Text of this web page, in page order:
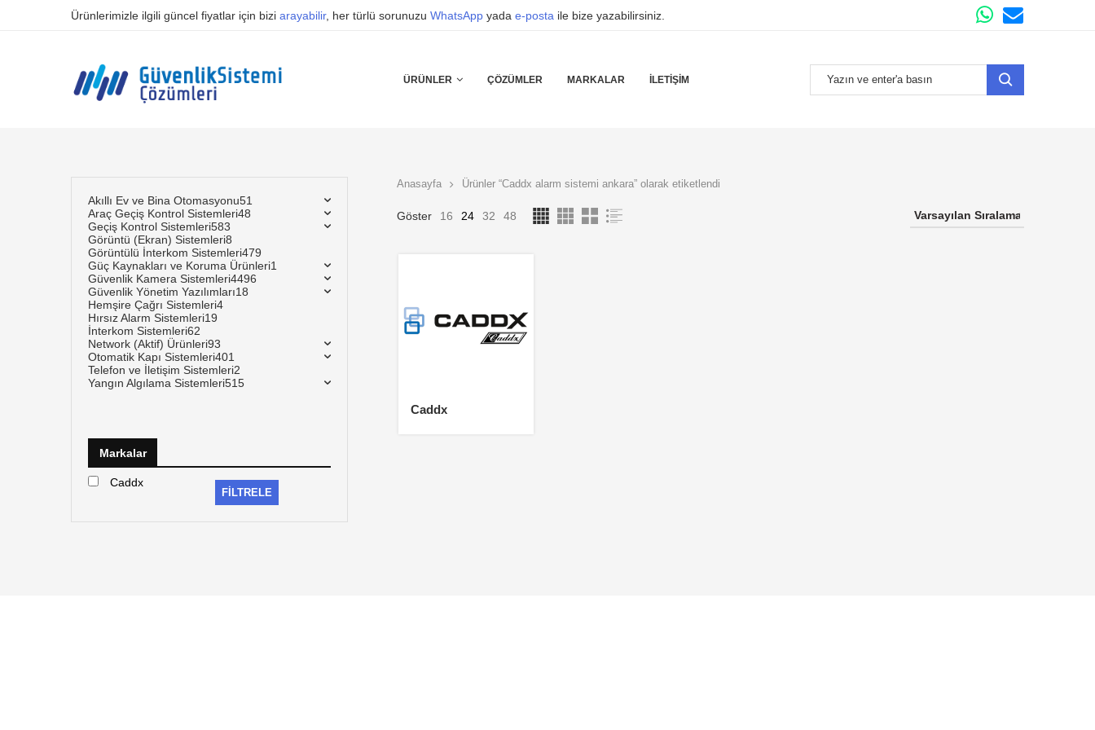
Ürünlerimizle ilgili güncel fiyatlar için bizi arayabilir, her türlü sorunuzu WhatsApp yada e-posta ile bize yazabilirsiniz.
ÜRÜNLER ÇÖZÜMLER MARKALAR İLETIŞIM
Anasayfa Ürünler “Caddx alarm sistemi ankara” olarak etiketlendi
Göster 16 24 32 48
Caddx
Akıllı Ev ve Bina Otomasyonu51
Araç Geçiş Kontrol Sistemleri48
Geçiş Kontrol Sistemleri583
Görüntü (Ekran) Sistemleri8
Görüntülü İnterkom Sistemleri479
Güç Kaynakları ve Koruma Ürünleri1
Güvenlik Kamera Sistemleri4496
Güvenlik Yönetim Yazılımları18
Hemşire Çağrı Sistemleri4
Hırsız Alarm Sistemleri19
İnterkom Sistemleri62
Network (Aktif) Ürünleri93
Otomatik Kapı Sistemleri401
Telefon ve İletişim Sistemleri2
Yangın Algılama Sistemleri515
Markalar
Caddx
FILTRELE